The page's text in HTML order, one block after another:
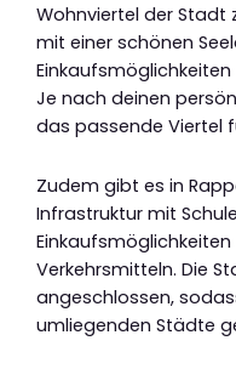
Wohnviertel der Stadt
mit einer schönen
Je nach deinen
das passende Viertel
Zudem gibt es in
Infrastruktur mit
Verkehrsmitteln. Die
angeschlossen,
umliegenden Städte